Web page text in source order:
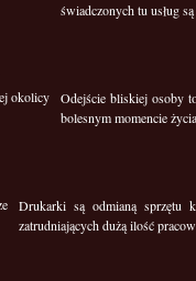
świadczonych tu usług
Odejście bliskiej osoby
bolesnym momencie
Drukarki są odmianą sprzętu
zatrudniających dużą ilość